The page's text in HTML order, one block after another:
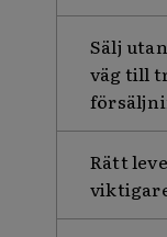
Sälj
väg till
Rätt